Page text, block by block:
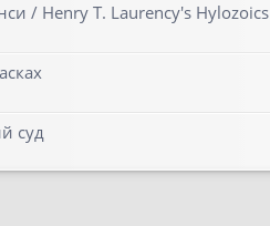
/ Henry T. Laurency's Hylozoics
суд